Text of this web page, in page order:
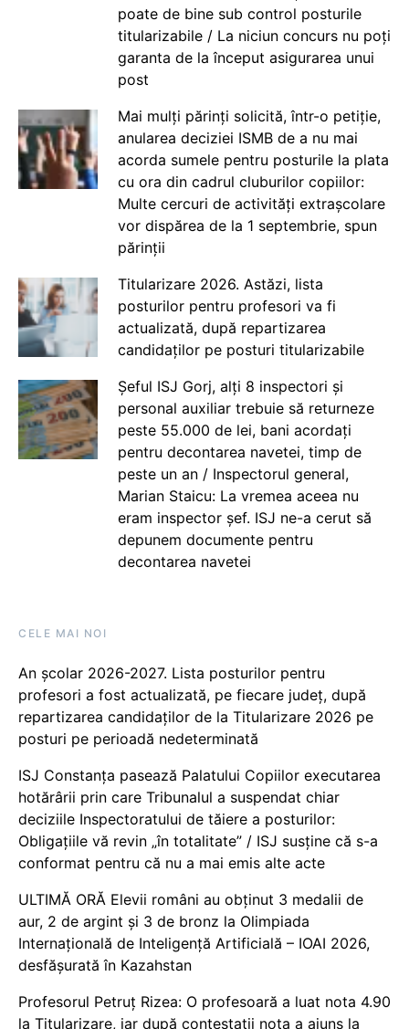
poate de bine sub control posturile
titularizabile / La niciun concurs nu poți
garanta de la început asigurarea unui
post
Mai mulți părinți solicită, într-o petiție,
anularea deciziei ISMB de a nu mai
acorda sumele pentru posturile la plata
cu ora din cadrul cluburilor copiilor:
Multe cercuri de activități extrașcolare
vor dispărea de la 1 septembrie, spun
părinții
Titularizare 2026. Astăzi, lista
posturilor pentru profesori va fi
actualizată, după repartizarea
candidaților pe posturi titularizabile
Șeful ISJ Gorj, alți 8 inspectori și
personal auxiliar trebuie să returneze
peste 55.000 de lei, bani acordați
pentru decontarea navetei, timp de
peste un an / Inspectorul general,
Marian Staicu: La vremea aceea nu
eram inspector șef. ISJ ne-a cerut să
depunem documente pentru
decontarea navetei
CELE MAI NOI
An școlar 2026-2027. Lista posturilor pentru
profesori a fost actualizată, pe fiecare județ, după
repartizarea candidaților de la Titularizare 2026 pe
posturi pe perioadă nedeterminată
ISJ Constanța pasează Palatului Copiilor executarea
hotărârii prin care Tribunalul a suspendat chiar
deciziile Inspectoratului de tăiere a posturilor:
Obligațiile vă revin „în totalitate” / ISJ susține că s-a
conformat pentru că nu a mai emis alte acte
ULTIMĂ ORĂ Elevii români au obținut 3 medalii de
aur, 2 de argint și 3 de bronz la Olimpiada
Internațională de Inteligență Artificială – IOAI 2026,
desfășurată în Kazahstan
Profesorul Petruț Rizea: O profesoară a luat nota 4.90
la Titularizare, iar după contestații nota a ajuns la